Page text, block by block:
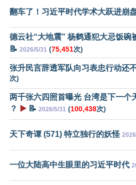
翻车了！习近平时代学术大跃进崩
德云社“大地震” 杨鹤通犯大忌饭碗
📝 2026/5/31 (75,451次)
张升民言辞透军队向习表忠行动还
次)
两千张六四照首曝光 台湾是下一个
？
▶️ 📝 2026/5/31 (100,438次)
天下奇谭 (571) 特立独行的妖怪
一位大陆高中生眼里的习近平时代